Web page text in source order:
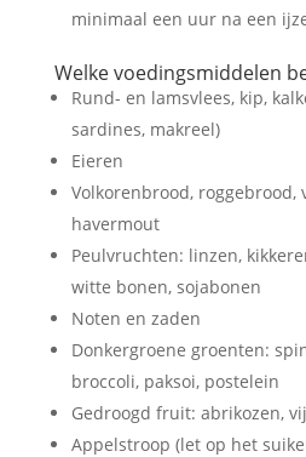
minimaal een uur na een
Welke voedingsmiddelen
Rund- en lamsvlees, kip,
sardines, makreel)
Eieren
Volkorenbrood, roggebrood,
havermout
Peulvruchten: linzen,
witte bonen, sojabonen
Noten en zaden
Donkergroene groenten:
broccoli, paksoi, postelein
Gedroogd fruit: abrikozen,
Appelstroop (let op het